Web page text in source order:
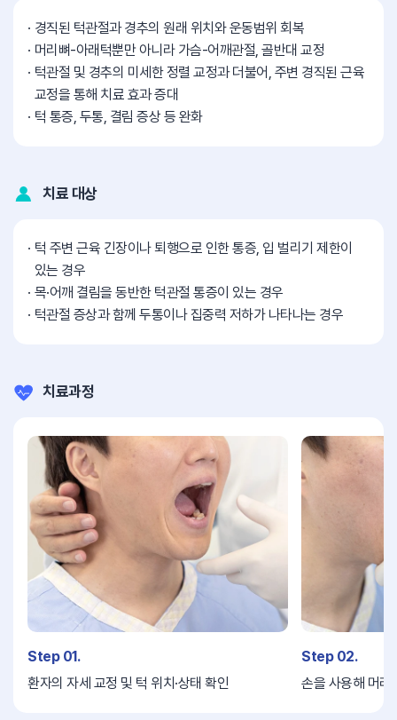
경직된 턱관절과 경추의 원래 위치와 운동범위 회복
머리뼈-아래턱뿐만 아니라 가슴-어깨관절, 골반대 교정
턱관절 및 경추의 미세한 정렬 교정과 더불어, 주변 경직된 근육
교정을 통해 치료 효과 증대
턱 통증, 두통, 결림 증상 등 완화
치료 대상
턱 주변 근육 긴장이나 퇴행으로 인한 통증, 입 벌리기 제한이
있는 경우
목·어깨 결림을 동반한 턱관절 통증이 있는 경우
턱관절 증상과 함께 두통이나 집중력 저하가 나타나는 경우
치료과정
Step 01.
환자의 자세 교정 및 턱 위치·상태 확인
Step 02.
손을 사용해 머리